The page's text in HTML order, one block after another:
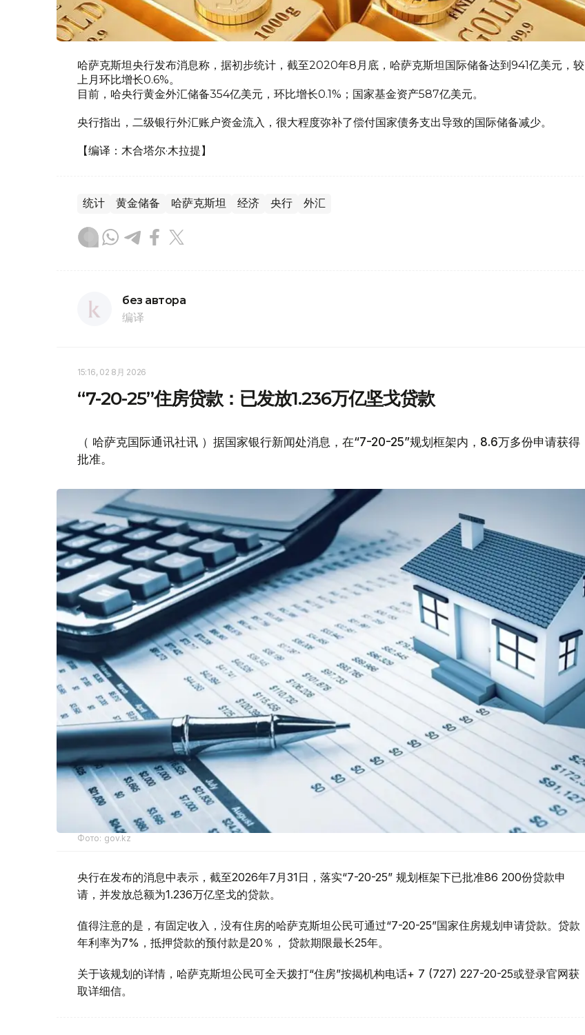
哈萨克斯坦央行发布消息称，据初步统计，截至2020年8月底，哈萨克斯坦国际储备达到941亿美元，较
上月环比增长0.6%。
目前，哈央行黄金外汇储备354亿美元，环比增长0.1%；国家基金资产587亿美元。
央行指出，二级银行外汇账户资金流入，很大程度弥补了偿付国家债务支出导致的国际储备减少。
【编译：木合塔尔·木拉提】
统计 黄金储备 哈萨克斯坦 经济 央行 外汇
без автора
编译
15:16, 02 8月 2026
“7-20-25”住房贷款：已发放1.236万亿坚戈贷款
（ 哈萨克国际通讯社讯 ）据国家银行新闻处消息，在“7-20-25”规划框架内，8.6万多份申请获得
批准。
Фото: gov.kz
央行在发布的消息中表示，截至2026年7月31日，落实“7-20-25” 规划框架下已批准86 200份贷款申
请，并发放总额为1.236万亿坚戈的贷款。
值得注意的是，有固定收入，没有住房的哈萨克斯坦公民可通过“7-20-25”国家住房规划申请贷款。贷款
年利率为7%，抵押贷款的预付款是20％， 贷款期限最长25年。
关于该规划的详情，哈萨克斯坦公民可全天拨打“住房”按揭机构电话+ 7 (727) 227-20-25或登录官网获
取详细信。